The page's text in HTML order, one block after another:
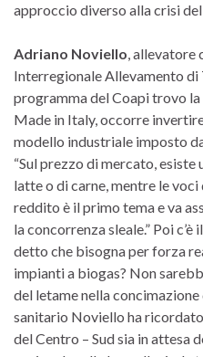
approccio diverso alla crisi
Adriano Noviello, allevatore
Interregionale Allevamento
programma del Coapi trovo
Made in Italy, occorre
modello industriale imposto
“Sul prezzo di mercato,
latte o di carne, mentre le
reddito è il primo tema e va
la concorrenza sleale.” Poi
detto che bisogna per forza
impianti a biogas? Non
del letame nella concimazione
sanitario Noviello ha
del Centro – Sud sia in attesa